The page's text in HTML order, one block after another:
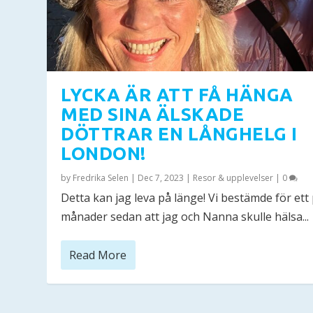
LYCKA ÄR ATT FÅ HÄNGA
MED SINA ÄLSKADE
DÖTTRAR EN LÅNGHELG I
LONDON!
by Fredrika Selen | Dec 7, 2023 | Resor & upplevelser | 0
Detta kan jag leva på länge! Vi bestämde för ett
månader sedan att jag och Nanna skulle hälsa...
Read More